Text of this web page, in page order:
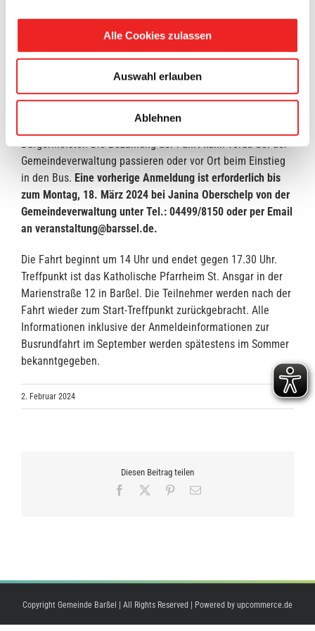
Alle Cookies zulassen
Auswahl erlauben
Ablehnen
teilnehmen kann jede interessierte Person ab einem Alter
von 60 Jahren. Vorrang haben hierbei die Personen, die bei
der Rundfahrt im vergangenen Herbst nicht dabei waren.
Der Unkostenbeitrag für Busfahrt sowie die Kaffee- und
Kuchenpause beträgt 5 Euro. „Die darüber hinaus gehenden
Bürgermeister. Die Bezahlung der Fahrt kann vorab bei der
Gemeindeverwaltung passieren oder vor Ort beim Einstieg
in den Bus. Eine vorherige Anmeldung ist erforderlich bis
zum Montag, 18. März 2024 bei Janina Oberschelp von der
Gemeindeverwaltung unter Tel.: 04499/8150 oder per Email
an veranstaltung@barssel.de.
Die Fahrt beginnt um 14 Uhr und endet gegen 17.30 Uhr.
Treffpunkt ist das Katholische Pfarrheim St. Ansgar in der
Marienstraße 12 in Barßel. Die Teilnehmer werden nach der
Fahrt wieder zum Start-Treffpunkt zurückgebracht. Alle
Informationen inklusive der Anmeldeinformationen zur
Busrundfahrt im September werden spätestens im Sommer
bekanntgegeben.
2. Februar 2024
Diesen Beitrag teilen
Facebook Pinterest
E-
Copyright Gemeinde Barßel | All Rights Reserved | Powered by upcommerce.de